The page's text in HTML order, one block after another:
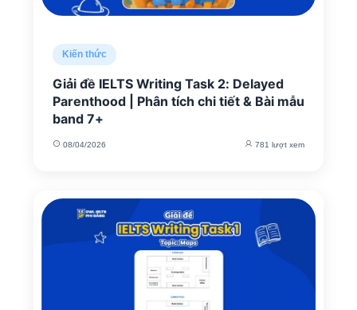
Kiến thức
Giải đề IELTS Writing Task 2: Delayed
Parenthood | Phân tích chi tiết & Bài mẫu
band 7+
08/04/2026 781 lượt xem